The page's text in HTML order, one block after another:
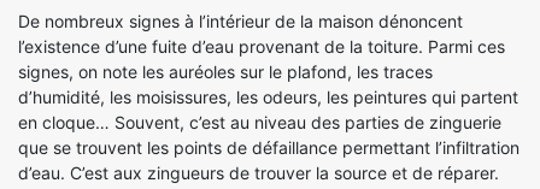
De nombreux signes à l’intérieur de la maison dénoncent
l’existence d’une fuite d’eau provenant de la toiture. Parmi ces
signes, on note les auréoles sur le plafond, les traces
d’humidité, les moisissures, les odeurs, les peintures qui partent
en cloque… Souvent, c’est au niveau des parties de zinguerie
que se trouvent les points de défaillance permettant l’infiltration
d’eau. C’est aux zingueurs de trouver la source et de réparer.